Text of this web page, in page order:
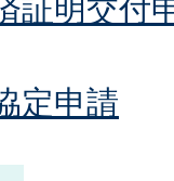
証明交付
定申請